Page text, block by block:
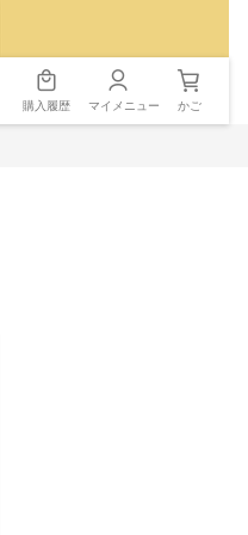
購入履歴 マイメニュー かご